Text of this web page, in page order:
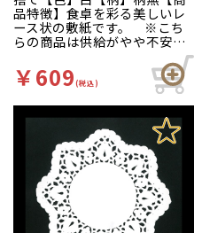
品特徴】食卓を彩る美しいレ
ース状の敷紙です。 ※こち
らの商品は供給がやや不安定
承ください。
￥609(税込)